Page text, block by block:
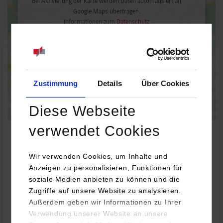
Zustimmung Details Über Cookies
Diese Webseite
verwendet Cookies
Wir verwenden Cookies, um Inhalte und
Anzeigen zu personalisieren, Funktionen für
soziale Medien anbieten zu können und die
Zugriffe auf unsere Website zu analysieren.
Außerdem geben wir Informationen zu Ihrer
Verwendung unserer Website an unsere
Bei Aktivierung der Karte werden Daten automatisiert an
Google Maps übertragen.
Informationen zumDatenschutz
HCM CustomerManagement GmbH
Schwieberdinger Str. 60
70435 Stuttgart